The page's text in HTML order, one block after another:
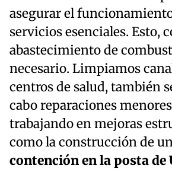
asegurar el
servicios esenciales. Esto,
abastecimiento de
necesario. Limpiamos
centros de salud, también
cabo reparaciones
trabajando en mejoras
como la construcción de
contención en la posta de